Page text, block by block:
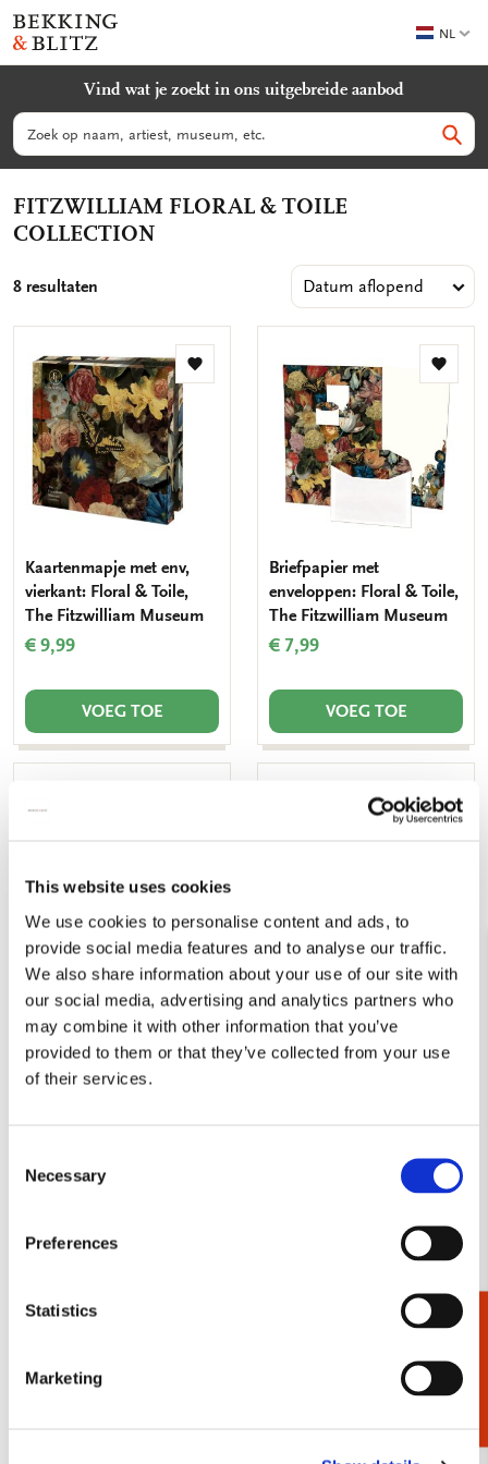
This website uses cookies
We use cookies to personalise content and ads, to
provide social media features and to analyse our traffic.
We also share information about your use of our site with
our social media, advertising and analytics partners who
may combine it with other information that you’ve
provided to them or that they’ve collected from your use
of their services.
Selection
Necessary
Preferences
Statistics
Marketing
Ga
naar
Bekking
&
B.V.
Huidige taal
NL
Vind wat je zoekt in ons uitgebreide aanbod
Zoeken
FITZWILLIAM FLORAL & TOILE
COLLECTION
8 resultaten
Toevoegen
Kaartenmapje met env,
vierkant: Floral & Toile,
The Fitzwilliam Museum
€ 9,99
VOEG TOE
Briefpapier met
enveloppen: Floral & Toile,
The Fitzwilliam Museum
€ 7,99
VOEG TOE
Notitieboek A5, harde kaft:
Floral & Toile, The
Fitzwilliam Museum
€ 14,99
aan
Tote bag: Floral & Toile,
The Fitzwilliam Museum
€ 16,99
aan
Cadeaukiezer